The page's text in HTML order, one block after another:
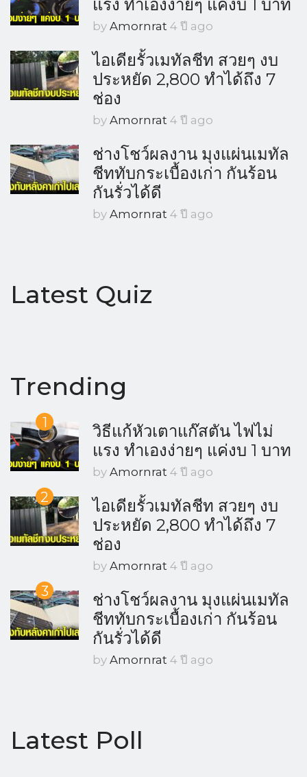
แรง ทำเองง่ายๆ แค่งบ 1 บาท
by Amornrat 4 ปี ago
ไอเดียรั้วเมทัลชีท สวยๆ งบ
ประหยัด 2,800 ทำได้ถึง 7
ช่อง
by Amornrat 4 ปี ago
ช่างโชว์ผลงาน มุงแผ่นเมทัล
ชีททับกระเบื้องเก่า กันร้อน
กันรั่วได้ดี
by Amornrat 4 ปี ago
Latest Quiz
Trending
1
วิธีแก้หัวเตาแก๊สตัน ไฟไม่
แรง ทำเองง่ายๆ แค่งบ 1 บาท
by Amornrat 4 ปี ago
2
ไอเดียรั้วเมทัลชีท สวยๆ งบ
ประหยัด 2,800 ทำได้ถึง 7
ช่อง
by Amornrat 4 ปี ago
3
ช่างโชว์ผลงาน มุงแผ่นเมทัล
ชีททับกระเบื้องเก่า กันร้อน
กันรั่วได้ดี
by Amornrat 4 ปี ago
Latest Poll